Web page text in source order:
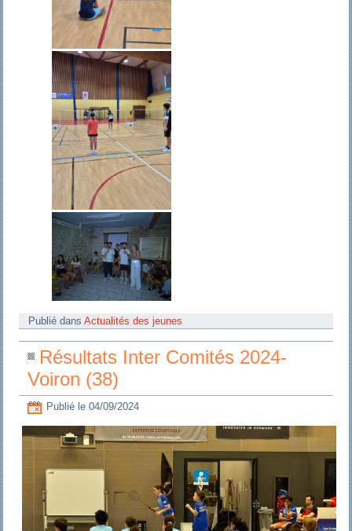
Publié dans Actualités des jeunes
Résultats Inter Comités 2024-
Voiron (38)
Publié le 04/09/2024